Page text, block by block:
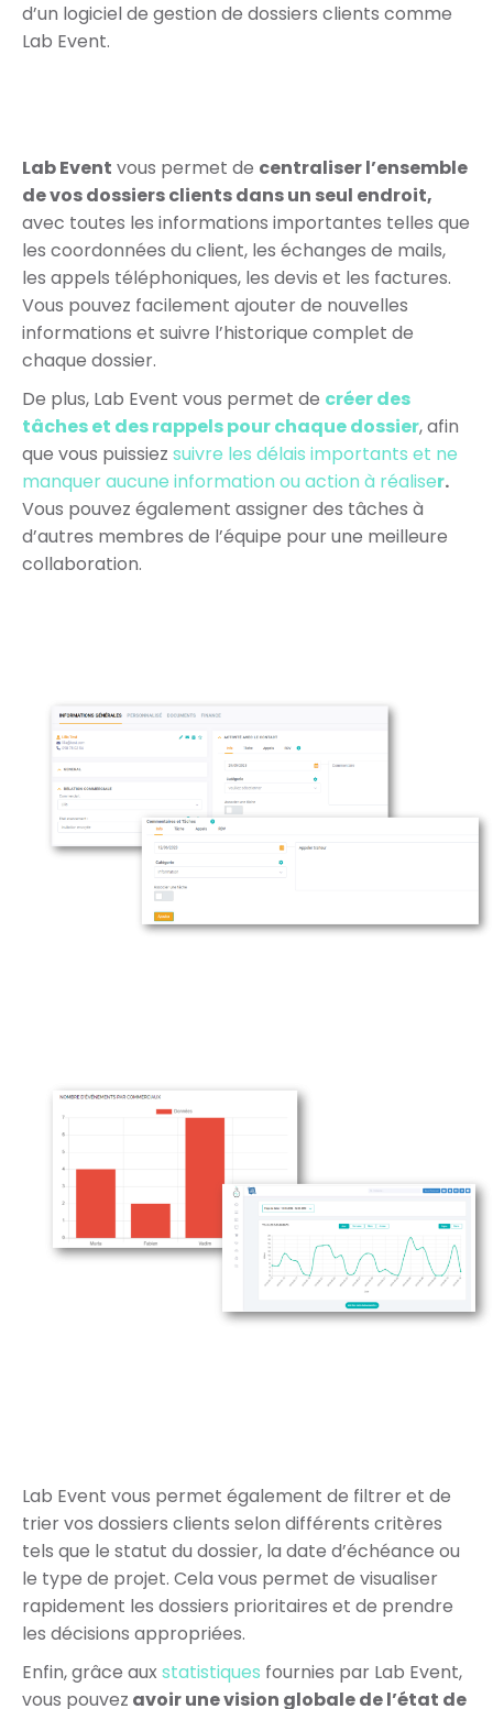
d’un logiciel de gestion de dossiers clients comme
Lab Event.
Lab Event vous permet de centraliser l’ensemble
de vos dossiers clients dans un seul endroit,
avec toutes les informations importantes telles que
les coordonnées du client, les échanges de mails,
les appels téléphoniques, les devis et les factures.
Vous pouvez facilement ajouter de nouvelles
informations et suivre l’historique complet de
chaque dossier.
De plus, Lab Event vous permet de créer des
tâches et des rappels pour chaque dossier, afin
que vous puissiez suivre les délais importants et ne
manquer aucune information ou action à réaliser.
Vous pouvez également assigner des tâches à
d’autres membres de l’équipe pour une meilleure
collaboration.
Lab Event vous permet également de filtrer et de
trier vos dossiers clients selon différents critères
tels que le statut du dossier, la date d’échéance ou
le type de projet. Cela vous permet de visualiser
rapidement les dossiers prioritaires et de prendre
les décisions appropriées.
Enfin, grâce auxstatistiques fournies par Lab Event,
vous pouvez avoir une vision globale de l’état de